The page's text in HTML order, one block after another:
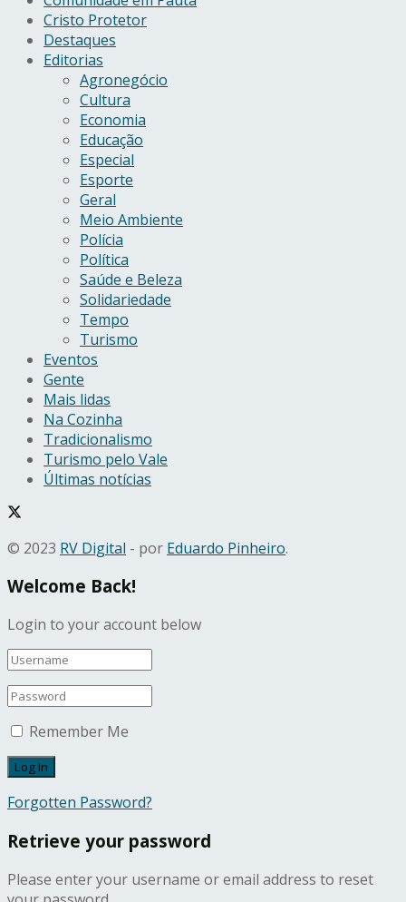
Cristo Protetor
Destaques
Editorias
Agronegócio
Cultura
Economia
Educação
Especial
Esporte
Geral
Meio Ambiente
Polícia
Política
Saúde e Beleza
Solidariedade
Tempo
Turismo
Eventos
Gente
Mais lidas
Na Cozinha
Tradicionalismo
Turismo pelo Vale
Últimas notícias
© 2023 RV Digital - por Eduardo Pinheiro.
Welcome Back!
Login to your account below
Remember Me
Forgotten Password?
Retrieve your password
Please enter your username or email address to reset